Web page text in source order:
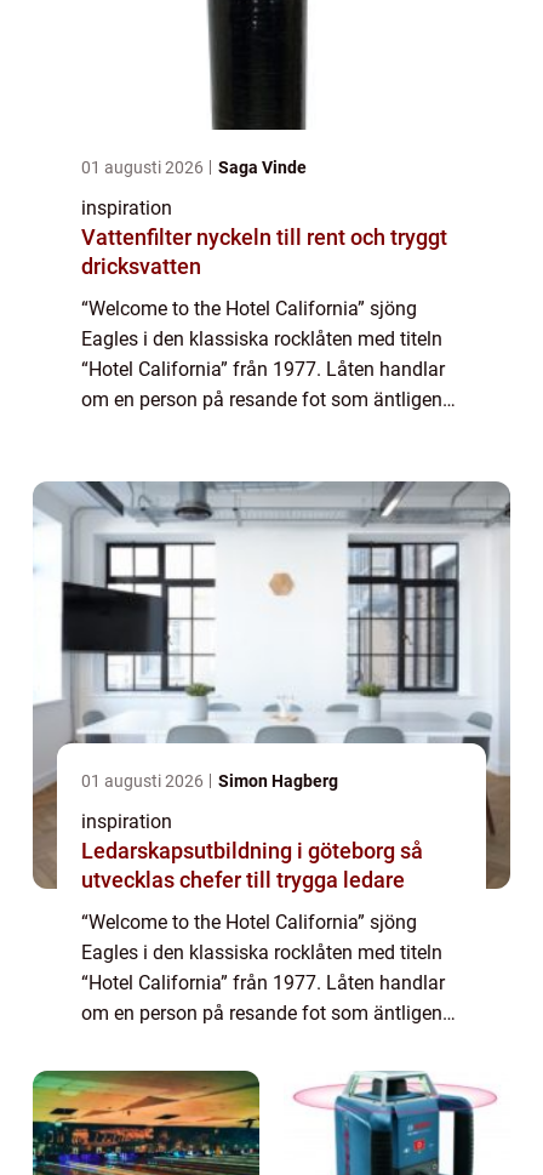
01 augusti 2026 Saga Vinde
inspiration
Vattenfilter nyckeln till rent och tryggt
dricksvatten
“Welcome to the Hotel California” sjöng
Eagles i den klassiska rocklåten med titeln
“Hotel California” från 1977. Låten handlar
om en person på resande fot som äntligen
01 augusti 2026 Simon Hagberg
inspiration
Ledarskapsutbildning i göteborg så
utvecklas chefer till trygga ledare
“Welcome to the Hotel California” sjöng
Eagles i den klassiska rocklåten med titeln
“Hotel California” från 1977. Låten handlar
om en person på resande fot som äntligen